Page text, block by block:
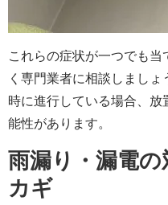
これらの症状が一つでも
く専門業者に相談しまし
時に進行している場合、
能性があります。
雨漏り・漏電
カギ